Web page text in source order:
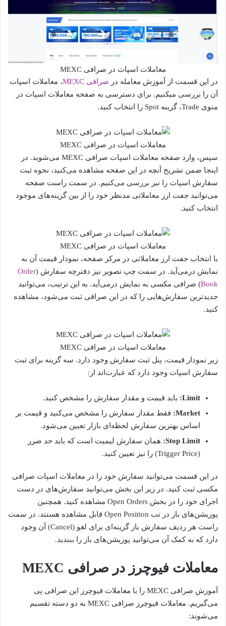
معاملات اسپات در صرافی MEXC
در این قسمت از آموزش معامله در صرافی MEXC
، معاملات اسپات
آن را بررسی میکنیم. برای دسترسی به صفحه معاملات اسپات در
منوی Trade، گزینه Spot را انتخاب کنید.
معاملات اسپات در صرافی MEXC
سپس، وارد صفحه معاملات اسپات صرافی MEXC می‌شوید. در
اینجا ضمن تشریح آنچه در این صفحه مشاهده می‌کنید، نحوه ثبت
سفارش اسپات را نیز بررسی می‌کنیم. در سمت راست صفحه
می‌توانید جفت ارز معاملاتی مدنظر خود را از بین گزینه‌های موجود
انتخاب کنید.
معاملات اسپات در صرافی MEXC
با انتخاب جفت ارز معاملاتی در مرکز صفحه، نمودار قیمت آن به
نمایش درمی‌آید. در سمت چپ تصویر نیز دفترچه سفارش (Order
Book) صرافی مکسی به نمایش درمی‌آید. به این ترتیب، می‌توانید
جدیدترین سفارش‌هایی را که در این صرافی ثبت می‌شود، مشاهده
کنید.
معاملات اسپات در صرافی MEXC
زیر نمودار قیمت، پنل ثبت سفارش وجود دارد. سه گزینه برای ثبت
سفارش اسپات وجود دارد که عبارت‌اند از:
Limit:
باید قیمت و مقدار سفارش را مشخص کنید.
Market:
فقط مقدار سفارش را مشخص می‌کنید و قیمت بر
اساس بهترین سفارش لحظه‌ای بازار تعیین می‌شود.
Stop Limit:
همان سفارش لیمیت است که باید حد ضرر
(Trigger Price) را نیز تعیین کنید.
در این قسمت می‌توانید سفارش خود را در معاملات اسپات صرافی
مکسی ثبت کنید. در زیر این بخش می‌توانید سفارش‌های در دست
اجرای خود را در بخش Open Orders مشاهده کنید. همچنین
پوزیشن‌های باز در تب Open Position قابل مشاهده هستند. در سمت
راست هر ردیف سفارش باز گزینه‌ای برای لغو (Cancel) آن وجود
دارد که به کمک آن می‌توانید پوزیشن‌های باز را ببندید.
معاملات فیوچرز در صرافی MEXC
آموزش صرافی MEXC را با معاملات فیوچرز این صرافی پی
می‌گیریم. معاملات فیوچرز صرافی MEXC به دو دسته تقسیم
می‌شوند: